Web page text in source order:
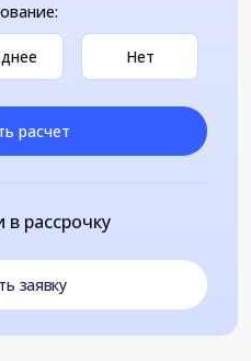
Нет
расчет
в рассрочку
заявку